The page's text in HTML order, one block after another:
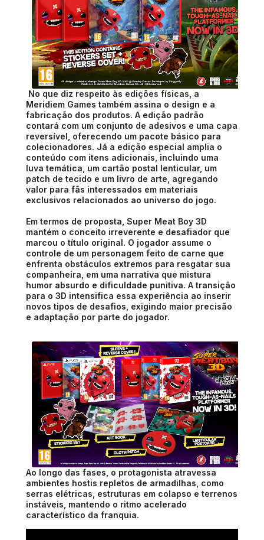
No que diz respeito às edições físicas, a
Meridiem Games também assina o design e a
fabricação dos produtos. A edição padrão
contará com um conjunto de adesivos e uma capa
reversível, oferecendo um pacote básico para
colecionadores. Já a edição especial amplia o
conteúdo com itens adicionais, incluindo uma
luva temática, um cartão postal lenticular, um
patch de tecido e um livro de arte, agregando
valor para fãs interessados em materiais
exclusivos relacionados ao universo do jogo.
Em termos de proposta, Super Meat Boy 3D
mantém o conceito irreverente e desafiador que
marcou o título original. O jogador assume o
controle de um personagem feito de carne que
enfrenta obstáculos extremos para resgatar sua
companheira, em uma narrativa que mistura
humor absurdo e dificuldade punitiva. A transição
para o 3D intensifica essa experiência ao inserir
novos tipos de desafios, exigindo maior precisão
e adaptação por parte do jogador.
Ao longo das fases, o protagonista atravessa
ambientes hostis repletos de armadilhas, como
serras elétricas, estruturas em colapso e terrenos
instáveis, mantendo o ritmo acelerado
característico da franquia.